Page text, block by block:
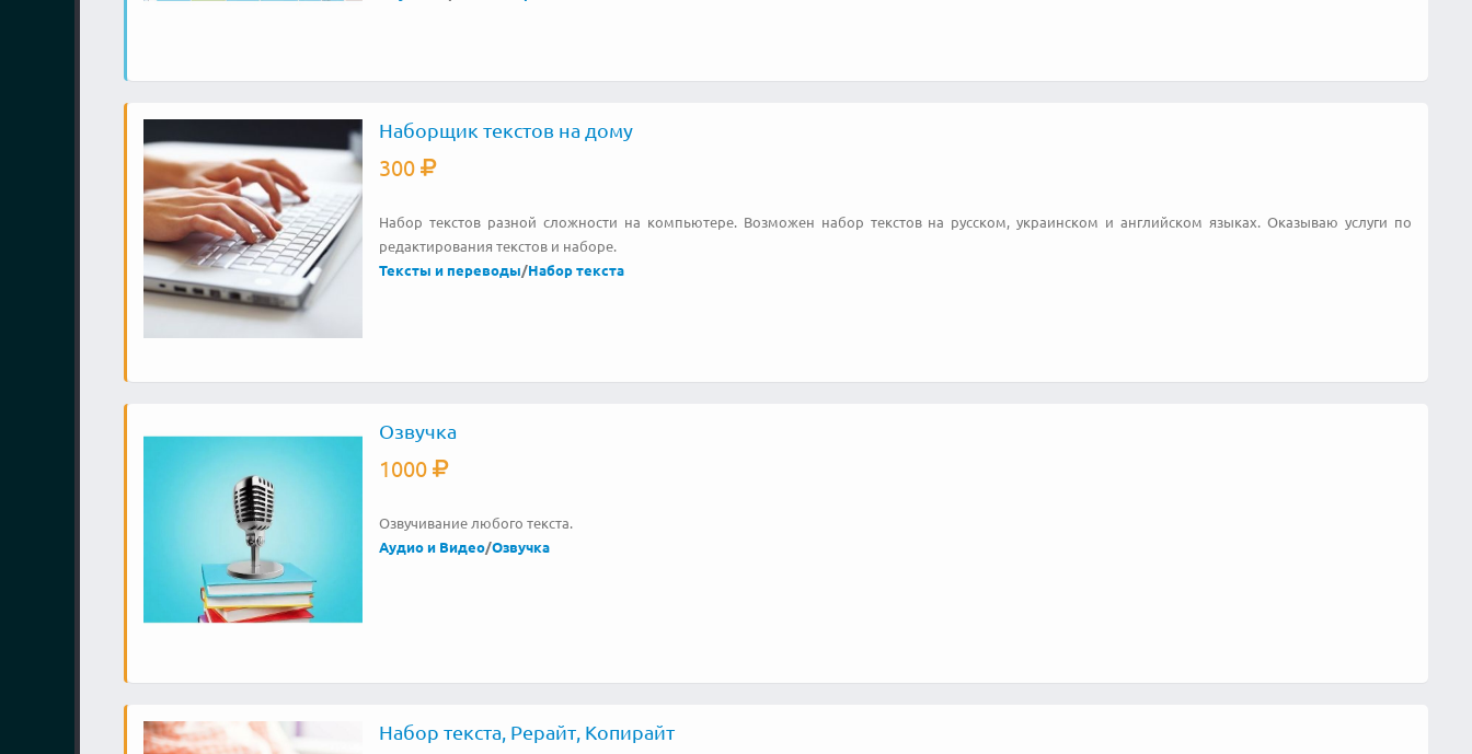
Наборщик текстов на дому
300
Набор текстов разной сложности на компьютере. Возможен набор текстов на русском, украинском и английском языках. Оказываю услуги по
редактирования текстов и наборе.
Тексты и переводы/Набор текста
Озвучка
1000
Озвучивание любого текста.
Аудио и Видео/Озвучка
Набор текста, Рерайт, Копирайт